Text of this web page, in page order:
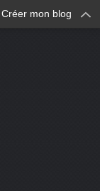
Créer mon blog